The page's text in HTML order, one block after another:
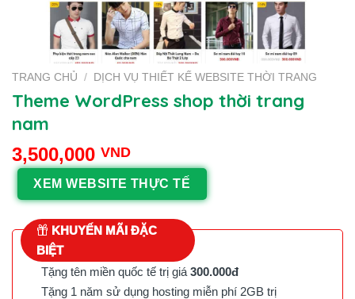
TRANG CHỦ / DỊCH VỤ THIẾT KẾ WEBSITE THỜI TRANG
Theme WordPress shop thời trang
nam
3,500,000 VND
XEM WEBSITE THỰC TẾ
KHUYẾN MÃI ĐẶC
BIỆT
Tặng tên miền quốc tế trị giá 300.000đ
Tặng 1 năm sử dụng hosting miễn phí 2GB trị